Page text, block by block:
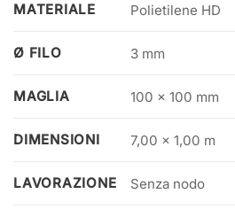
MATERIALE Polietilene HD
Ø FILO 3 mm
MAGLIA 100 x 100 mm
DIMENSIONI 7,00 x 1,00 m
LAVORAZIONE Senza nodo